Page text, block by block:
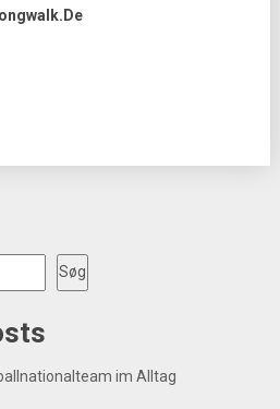
Søg
im Alltag